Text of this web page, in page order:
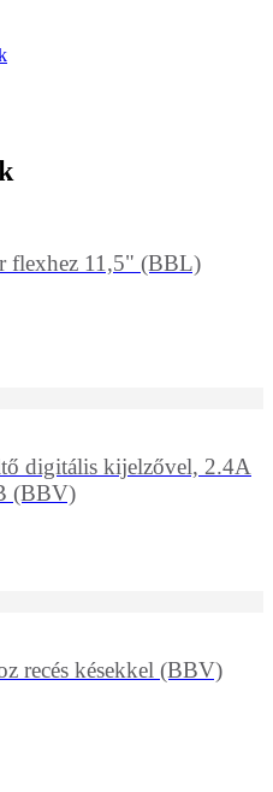
flexhez 11,5" (BBL)
digitális kijelzővel, 2.4A
(BBV)
recés késekkel (BBV)